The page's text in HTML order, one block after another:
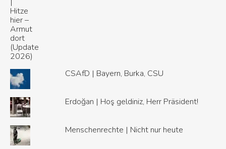
CSAfD | Bayern, Burka, CSU
Erdoğan | Hoş geldiniz, Herr Präsident!
Menschenrechte | Nicht nur heute